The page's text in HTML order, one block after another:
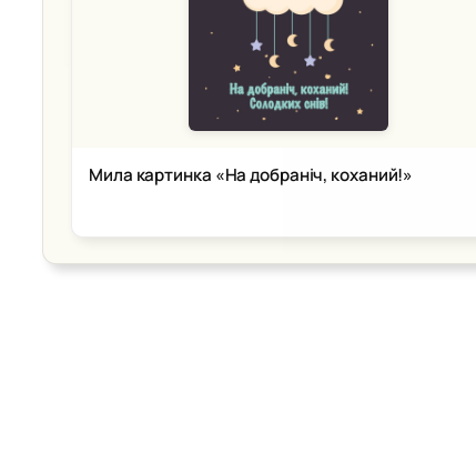
Мила картинка «На добраніч, коханий!»